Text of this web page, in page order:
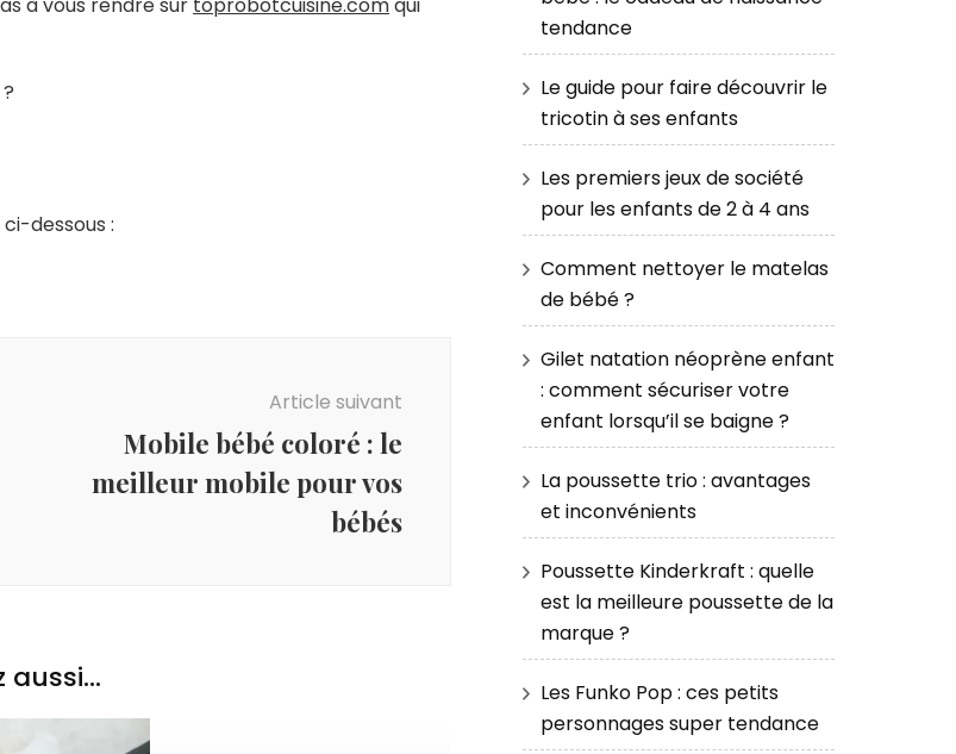
dessous :
Article suivant
Mobile bébé coloré : le
meilleur mobile pour vos
bébés
aussi...
tendance
Le guide pour faire découvrir le
tricotin à ses enfants
Les premiers jeux de société
pour les enfants de 2 à 4 ans
Comment nettoyer le matelas
de bébé ?
Gilet natation néoprène enfant
: comment sécuriser votre
enfant lorsqu’il se baigne ?
La poussette trio : avantages
et inconvénients
Poussette Kinderkraft : quelle
est la meilleure poussette de la
marque ?
Les Funko Pop : ces petits
personnages super tendance